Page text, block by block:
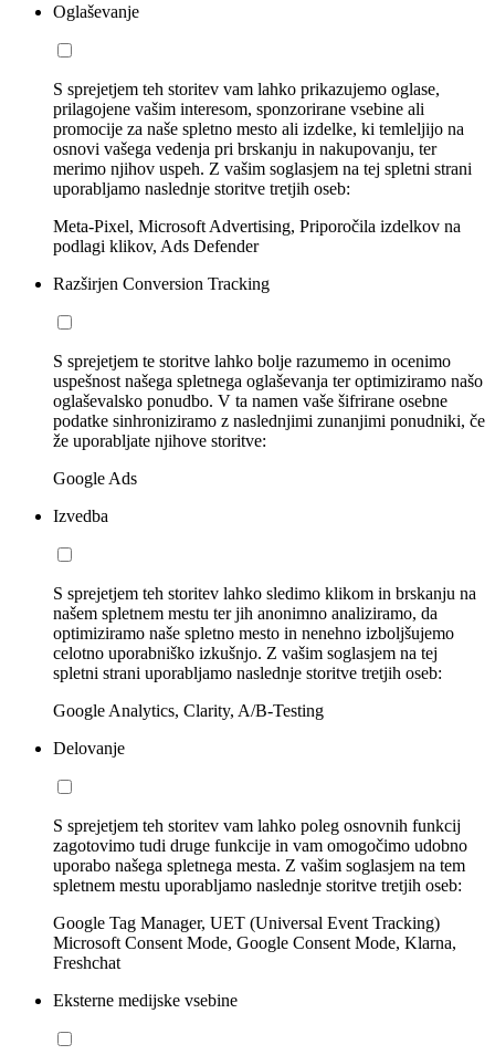
Oglaševanje
S sprejetjem teh storitev vam lahko prikazujemo oglase,
prilagojene vašim interesom, sponzorirane vsebine ali
promocije za naše spletno mesto ali izdelke, ki temleljijo na
osnovi vašega vedenja pri brskanju in nakupovanju, ter
merimo njihov uspeh. Z vašim soglasjem na tej spletni strani
uporabljamo naslednje storitve tretjih oseb:
Meta-Pixel, Microsoft Advertising, Priporočila izdelkov na
podlagi klikov, Ads Defender
Razširjen Conversion Tracking
S sprejetjem te storitve lahko bolje razumemo in ocenimo
uspešnost našega spletnega oglaševanja ter optimiziramo našo
oglaševalsko ponudbo. V ta namen vaše šifrirane osebne
podatke sinhroniziramo z naslednjimi zunanjimi ponudniki, če
že uporabljate njihove storitve:
Google Ads
Izvedba
S sprejetjem teh storitev lahko sledimo klikom in brskanju na
našem spletnem mestu ter jih anonimno analiziramo, da
optimiziramo naše spletno mesto in nenehno izboljšujemo
celotno uporabniško izkušnjo. Z vašim soglasjem na tej
spletni strani uporabljamo naslednje storitve tretjih oseb:
Google Analytics, Clarity, A/B-Testing
Delovanje
S sprejetjem teh storitev vam lahko poleg osnovnih funkcij
zagotovimo tudi druge funkcije in vam omogočimo udobno
uporabo našega spletnega mesta. Z vašim soglasjem na tem
spletnem mestu uporabljamo naslednje storitve tretjih oseb:
Google Tag Manager, UET (Universal Event Tracking)
Microsoft Consent Mode, Google Consent Mode, Klarna,
Freshchat
Eksterne medijske vsebine